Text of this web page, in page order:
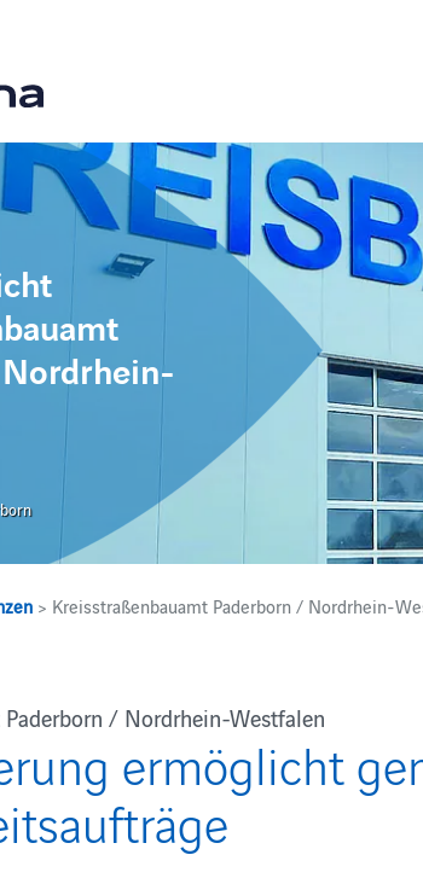
> Kreisstraßenbauamt Paderborn / Nordrhein-
/ Nordrhein-Westfalen
ermöglicht